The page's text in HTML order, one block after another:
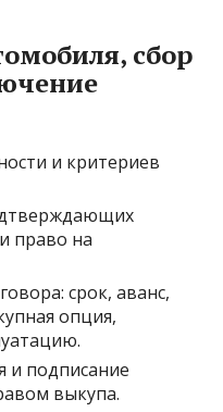
сбор
и критериев
право на
срок, аванс,
опция,
и подписание
выкупа.